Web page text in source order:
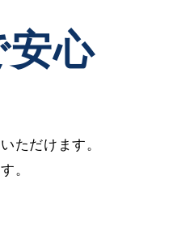
安心
ただけます。
。